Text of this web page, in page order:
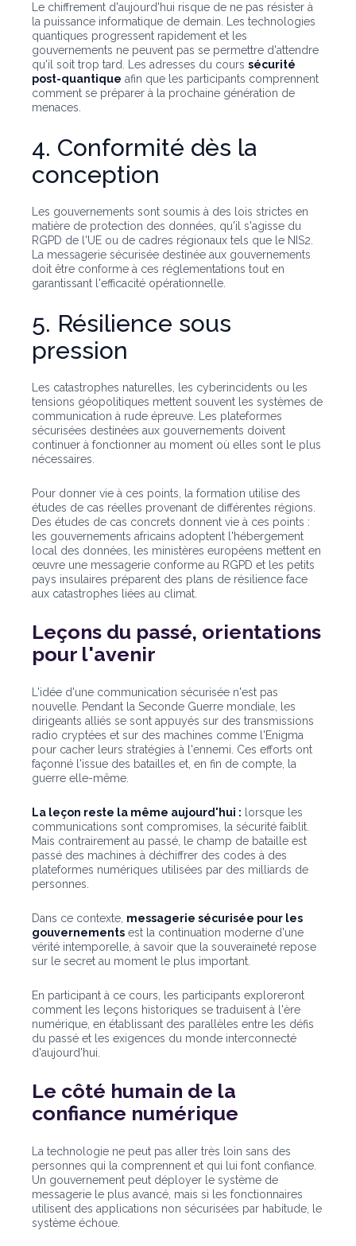
Le chiffrement d'aujourd'hui risque de ne pas résister à
la puissance informatique de demain. Les technologies
quantiques progressent rapidement et les
gouvernements ne peuvent pas se permettre d'attendre
qu'il soit trop tard. Les adresses du cours sécurité
post-quantique afin que les participants comprennent
comment se préparer à la prochaine génération de
menaces.
4. Conformité dès la
conception
Les gouvernements sont soumis à des lois strictes en
matière de protection des données, qu'il s'agisse du
RGPD de l'UE ou de cadres régionaux tels que le NIS2.
La messagerie sécurisée destinée aux gouvernements
doit être conforme à ces réglementations tout en
garantissant l'efficacité opérationnelle.
5. Résilience sous
pression
Les catastrophes naturelles, les cyberincidents ou les
tensions géopolitiques mettent souvent les systèmes de
communication à rude épreuve. Les plateformes
sécurisées destinées aux gouvernements doivent
continuer à fonctionner au moment où elles sont le plus
nécessaires.
Pour donner vie à ces points, la formation utilise des
études de cas réelles provenant de différentes régions.
Des études de cas concrets donnent vie à ces points :
les gouvernements africains adoptent l'hébergement
local des données, les ministères européens mettent en
œuvre une messagerie conforme au RGPD et les petits
pays insulaires préparent des plans de résilience face
aux catastrophes liées au climat.
Leçons du passé, orientations
pour l'avenir
L'idée d'une communication sécurisée n'est pas
nouvelle. Pendant la Seconde Guerre mondiale, les
dirigeants alliés se sont appuyés sur des transmissions
radio cryptées et sur des machines comme l'Enigma
pour cacher leurs stratégies à l'ennemi. Ces efforts ont
façonné l'issue des batailles et, en fin de compte, la
guerre elle-même.
La leçon reste la même aujourd'hui : lorsque les
communications sont compromises, la sécurité faiblit.
Mais contrairement au passé, le champ de bataille est
passé des machines à déchiffrer des codes à des
plateformes numériques utilisées par des milliards de
personnes.
Dans ce contexte, messagerie sécurisée pour les
gouvernements est la continuation moderne d'une
vérité intemporelle, à savoir que la souveraineté repose
sur le secret au moment le plus important.
En participant à ce cours, les participants exploreront
comment les leçons historiques se traduisent à l'ère
numérique, en établissant des parallèles entre les défis
du passé et les exigences du monde interconnecté
d'aujourd'hui.
Le côté humain de la
confiance numérique
La technologie ne peut pas aller très loin sans des
personnes qui la comprennent et qui lui font confiance.
Un gouvernement peut déployer le système de
messagerie le plus avancé, mais si les fonctionnaires
utilisent des applications non sécurisées par habitude, le
système échoue.